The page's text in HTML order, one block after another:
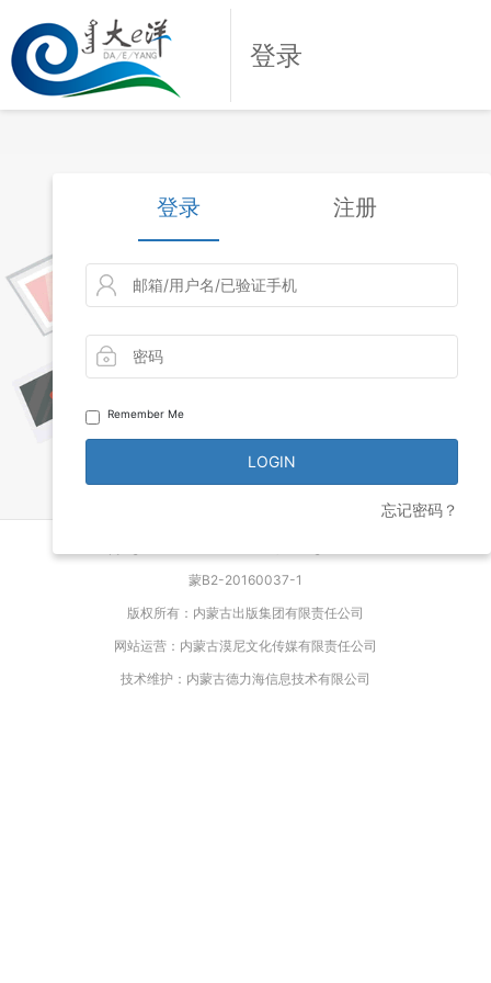
登录
登录 注册
Remember Me
忘记密码？
蒙B2-20160037-1
版权所有：内蒙古出版集团有限责任公司
网站运营：内蒙古漠尼文化传媒有限责任公司
技术维护：内蒙古德力海信息技术有限公司